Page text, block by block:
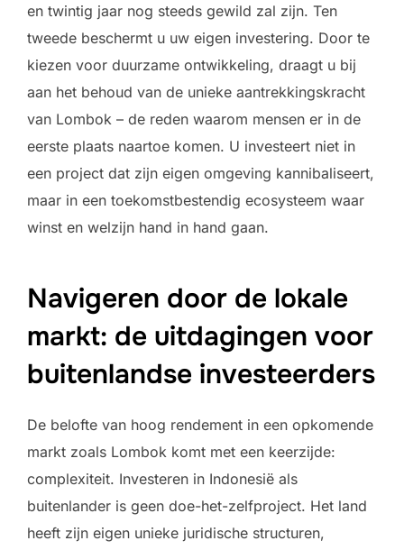
en twintig jaar nog steeds gewild zal zijn. Ten
tweede beschermt u uw eigen investering. Door te
kiezen voor duurzame ontwikkeling, draagt u bij
aan het behoud van de unieke aantrekkingskracht
van Lombok – de reden waarom mensen er in de
eerste plaats naartoe komen. U investeert niet in
een project dat zijn eigen omgeving kannibaliseert,
maar in een toekomstbestendig ecosysteem waar
winst en welzijn hand in hand gaan.
Navigeren door de lokale
markt: de uitdagingen voor
buitenlandse investeerders
De belofte van hoog rendement in een opkomende
markt zoals Lombok komt met een keerzijde:
complexiteit. Investeren in Indonesië als
buitenlander is geen doe-het-zelfproject. Het land
heeft zijn eigen unieke juridische structuren,